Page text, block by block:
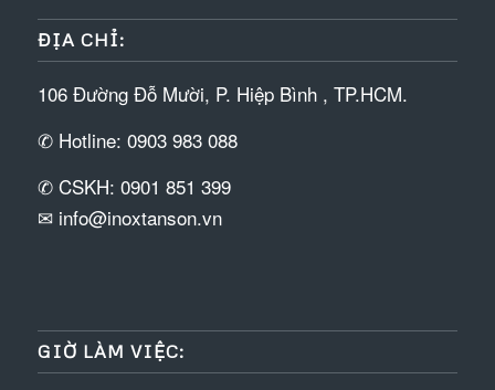
ĐỊA CHỈ:
106 Đường Đỗ Mười, P. Hiệp Bình , TP.HCM.
✆ Hotline: 0903 983 088
✆ CSKH: 0901 851 399
✉ info@inoxtanson.vn
GIỜ LÀM VIỆC: